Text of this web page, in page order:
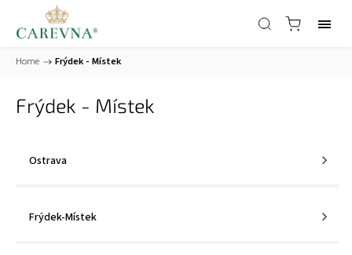
Home / Frýdek - Místek
Frýdek - Místek
Ostrava
Frýdek-Místek